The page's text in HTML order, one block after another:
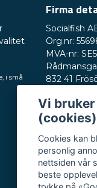
i små
Firma
Socialfish
Org.nr:
MVA-nr:
832 41
E-post:
Åpningstider:
Man–fre kl. 10–17
Vi
(cookies)
Cookies kan
personlig
nettsiden vår
beste